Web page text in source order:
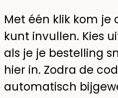
Met één klik kom je
kunt invullen. Kies
als je je bestelling
hier in. Zodra de
automatisch